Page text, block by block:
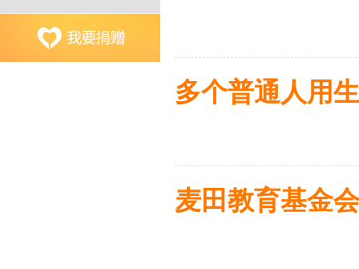
多个普通人用
麦田教育基金